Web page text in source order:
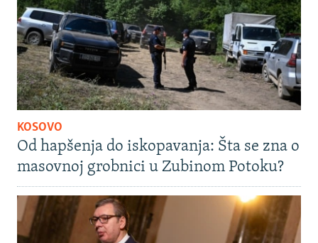
KOSOVO
Od hapšenja do iskopavanja: Šta se zna o
masovnoj grobnici u Zubinom Potoku?